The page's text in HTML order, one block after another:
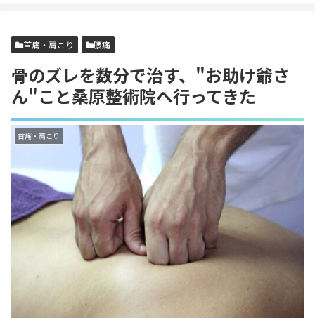
首痛・肩こり 腰痛
骨のズレを数分で治す、"お助け爺さ
ん"こと桑原整術院へ行ってきた
首痛・肩こり